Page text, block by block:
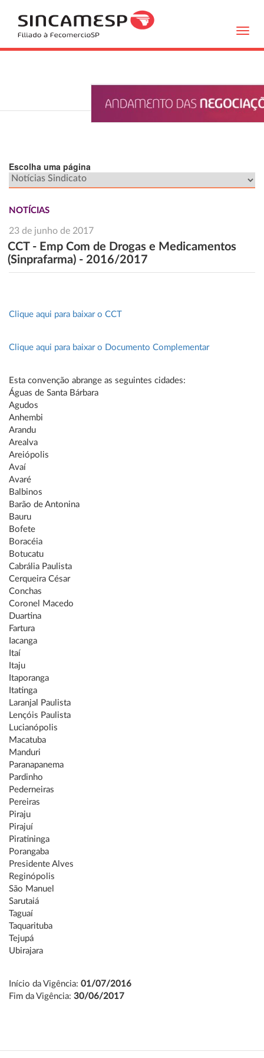
Escolha uma página
NOTÍCIAS
23 de junho de 2017
CCT - Emp Com de Drogas e Medicamentos
(Sinprafarma) - 2016/2017
Clique aqui para baixar o CCT
Clique aqui para baixar o Documento Complementar
Esta convenção abrange as seguintes cidades:
Águas de Santa Bárbara
Agudos
Anhembi
Arandu
Arealva
Areiópolis
Avaí
Avaré
Balbinos
Barão de Antonina
Bauru
Bofete
Boracéia
Botucatu
Cabrália Paulista
Cerqueira César
Conchas
Coronel Macedo
Duartina
Fartura
Iacanga
Itaí
Itaju
Itaporanga
Itatinga
Laranjal Paulista
Lençóis Paulista
Lucianópolis
Macatuba
Manduri
Paranapanema
Pardinho
Pederneiras
Pereiras
Piraju
Pirajuí
Piratininga
Porangaba
Presidente Alves
Reginópolis
São Manuel
Sarutaiá
Taguaí
Taquarituba
Tejupá
Ubirajara
Início da Vigência: 01/07/2016
Fim da Vigência: 30/06/2017